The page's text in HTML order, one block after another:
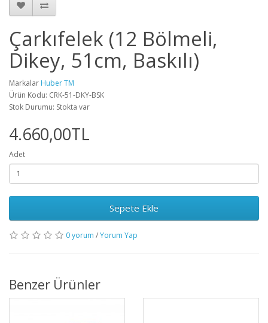
Çarkıfelek (12 Bölmeli,
Dikey, 51cm, Baskılı)
Markalar Huber TM
Ürün Kodu: CRK-51-DKY-BSK
Stok Durumu: Stokta var
4.660,00TL
Adet
Sepete Ekle
0 yorum /Yorum Yap
Benzer Ürünler